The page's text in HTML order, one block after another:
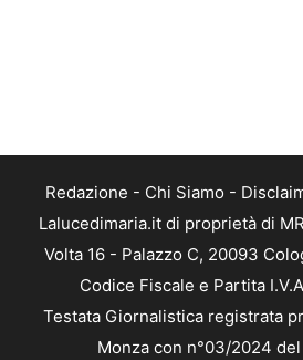
Redazione - Chi Siamo -
Lalucedimaria.it di proprietà di
Volta 16 - Palazzo C, 20093
Codice Fiscale e Partita
Testata Giornalistica registrata
Monza con n°03/2024